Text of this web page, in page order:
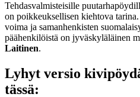
Tehdasvalmisteisille
on poikkeuksellisen kiehtova
voima ja samanhenkisten
päähenkilöistä on jyväskyläläinen
Laitinen.
Lyhyt versio
tässä: